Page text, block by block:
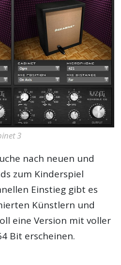
3
nach neuen und
zum Kinderspiel
Einstieg gibt es
Künstlern und
eine Version mit voller
Bit erscheinen.